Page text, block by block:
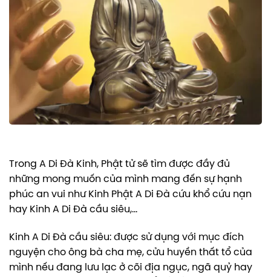
Trong A Di Đà Kinh, Phật tử sẽ tìm được đầy đủ
những mong muốn của mình mang đến sự hạnh
phúc an vui như Kinh Phật A Di Đà cứu khổ cứu nạn
hay Kinh A Di Đà cầu siêu,…
Kinh A Di Đà cầu siêu: được sử dụng với mục đích
nguyện cho ông bà cha mẹ, cửu huyền thất tổ của
mình nếu đang lưu lạc ở cõi địa ngục, ngã quỷ hay